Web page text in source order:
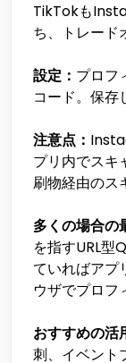
TikTokも
ち、トレード
設定： プロフ
コード。保存
注意点：
プリ内でスキ
刷物経由のス
多くの場合の
を指すURL型
ていればアプ
ウザでプロフ
おすすめの活
刺、イベント